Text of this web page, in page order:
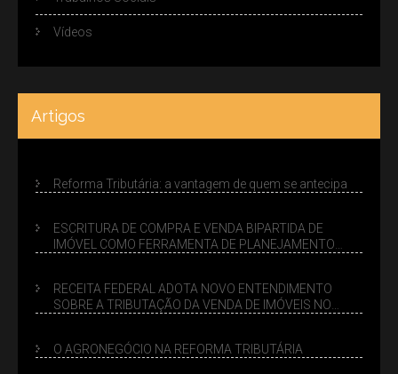
Vídeos
Artigos
Reforma Tributária: a vantagem de quem se antecipa
ESCRITURA DE COMPRA E VENDA BIPARTIDA DE
IMÓVEL COMO FERRAMENTA DE PLANEJAMENTO
RECEITA FEDERAL ADOTA NOVO ENTENDIMENTO
SOBRE A TRIBUTAÇÃO DA VENDA DE IMÓVEIS NO
O AGRONEGÓCIO NA REFORMA TRIBUTÁRIA